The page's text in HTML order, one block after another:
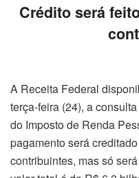
Crédito será
A Receita Federal
terça-feira (24), a
do Imposto de Renda
pagamento será
contribuintes, mas só